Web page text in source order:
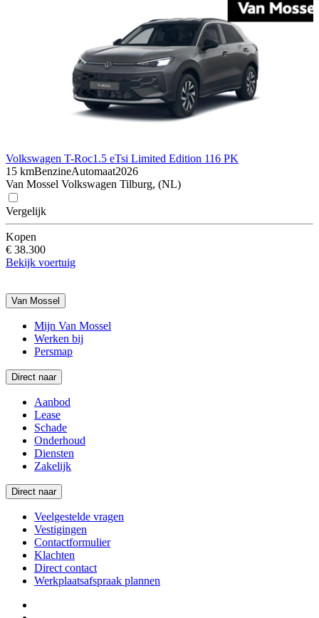
Volkswagen T-Roc1.5 eTsi Limited Edition 116 PK
15 kmBenzineAutomaat2026
Van Mossel Volkswagen Tilburg, (NL)
Vergelijk
Kopen
€ 38.300
Bekijk voertuig
Van Mossel
Mijn Van Mossel
Werken bij
Persmap
Direct naar
Aanbod
Lease
Schade
Onderhoud
Diensten
Zakelijk
Direct naar
Veelgestelde vragen
Vestigingen
Contactformulier
Klachten
Direct contact
Werkplaatsafspraak plannen